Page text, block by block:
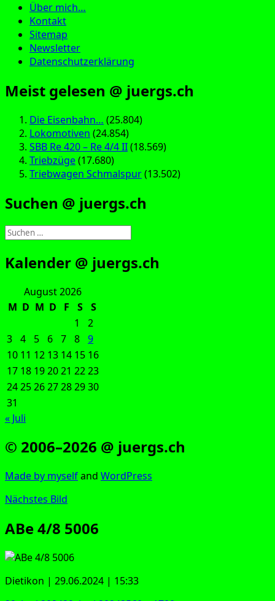
Über mich…
Kontakt
Sitemap
Newsletter
Datenschutzerklärung
Meist gelesen @ juergs.ch
Die Eisenbahn… (25.804)
Lokomotiven (24.854)
SBB Re 420 – Re 4/4 II(18.569)
Triebzüge(17.680)
Triebwagen Schmalspur(13.502)
Suchen @ juergs.ch
Suchen
nach:
Kalender @ juergs.ch
August 2026
M D M D F S
S
1
2
3 4 5 6 7 8 9
10 11 12 13 14 15 16
17 18 192021 2223
24252627282930
31
« Juli
© 2006–2026 @ juergs.ch
Made by mys­elfand Word­Press
Nächstes Bild
ABe 4/8 5006
Die­ti­kon | 29.06.2024 | 15:33